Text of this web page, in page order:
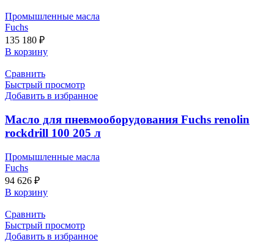
Промышленные масла
Fuchs
135 180 ₽
В корзину
Сравнить
Быстрый просмотр
Добавить в избранное
Масло для пневмооборудования Fuchs renolin
rockdrill 100 205 л
Промышленные масла
Fuchs
94 626 ₽
В корзину
Сравнить
Быстрый просмотр
Добавить в избранное